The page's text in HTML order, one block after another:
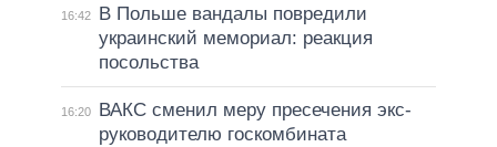
16:42
В Польше вандалы повредили
украинский мемориал: реакция
посольства
16:20
ВАКС сменил меру пресечения экс-
руководителю госкомбината